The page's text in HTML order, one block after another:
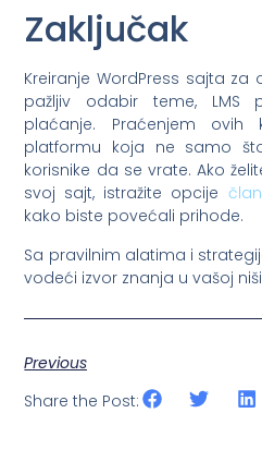
Zaključak
Kreiranje WordPress sajta
pažljiv odabir teme, LMS
plaćanje. Praćenjem ovih
platformu koja ne samo
korisnike da se vrate. Ako
svoj sajt, istražite opcije
kako biste povećali prihode.
Sa pravilnim alatima i
vodeći izvor znanja u vašoj
Previous
Share the Post: